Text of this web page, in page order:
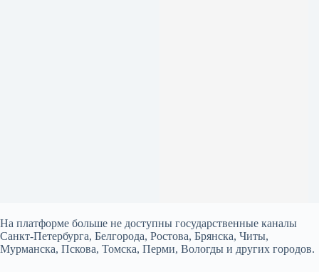
На платформе больше не доступны государственные каналы
Санкт-Петербурга, Белгорода, Ростова, Брянска, Читы,
Мурманска, Пскова, Томска, Перми, Вологды и других городов.